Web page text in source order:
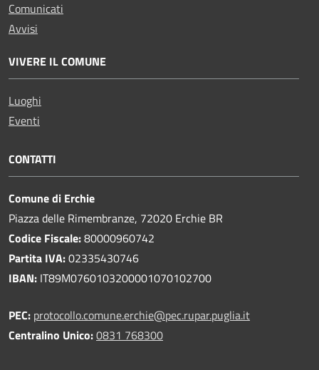
Comunicati
Avvisi
VIVERE IL COMUNE
Luoghi
Eventi
CONTATTI
Comune di Erchie
Piazza delle Rimembranze, 72020 Erchie BR
Codice Fiscale:80000960742
Partita IVA:02335430746
IBAN: IT89M0760103200001070102700
PEC: protocollo.comune.erchie@pec.rupar.puglia.it
Centralino Unico:0831 768300